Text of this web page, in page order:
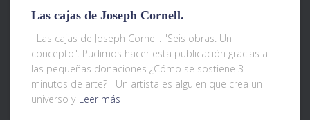
Las cajas de Joseph Cornell.
Las cajas de Joseph Cornell. "Seis obras. Un
concepto". Pudimos hacer esta publicación gracias a
las pequeñas donaciones ¿Cómo se sostiene 3
minutos de arte? Un artista es alguien que crea un
universo y Leer más